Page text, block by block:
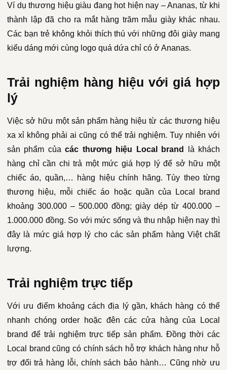
Ví dụ thương hiệu giàu đang hot hiện nay – Ananas, từ khi
thành lập đã cho ra mắt hàng trăm mẫu giày khác nhau.
Các bạn trẻ không khỏi thích thú với những đôi giày mang
kiểu dáng mới cùng logo quá dứa chỉ có ở Ananas.
Trải nghiệm hàng hiệu với giá hợp
lý
Việc sở hữu một sản phẩm hàng hiệu từ các thương hiệu
xa xỉ không phải ai cũng có thể trải nghiệm. Tuy nhiên với
sản phẩm củacác thương hiệu Local brand
là khách
hàng chỉ cần chi trả một mức giá hợp lý để sở hữu một
chiếc áo, quần,… hàng hiệu chính hãng. Tùy theo từng
thương hiệu, mỗi chiếc áo hoặc quần của Local brand
khoảng 300.000 – 500.000 đồng; giày dép từ 400.000 –
1.000.000 đồng. So với mức sống và thu nhập hiện nay thì
đây là mức giá hợp lý cho các sản phẩm hàng Việt chất
lượng.
Trải nghiệm trực tiếp
Với ưu điểm khoảng cách địa lý gần, khách hàng có thể
nhanh chóng order hoặc đên các cửa hàng của Local
brand để trải nghiệm trực tiếp sản phẩm. Đồng thời các
Local brand cũng có chính sách hỗ trợ khách hàng như hỗ
trợ đổi trả hàng lỗi, chính sách bảo hành… Cũng nhờ ưu